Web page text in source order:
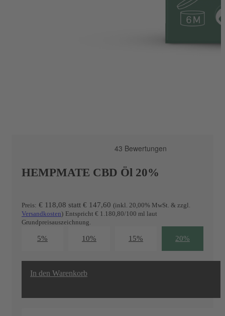
HEMPMATE CBD Öl 20%
Preis: € 118,08 statt € 147,60 (inkl. 20,00% MwSt. & zzgl.
Versandkosten) Entspricht € 1.180,80/100 ml laut
Grundpreisauszeichnung.
5% 10% 15% 20%
In den Warenkorb